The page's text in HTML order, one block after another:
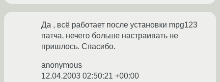
Да , всё работает после установки mpg123
патча, нечего больше настраивать не
пришлось. Спасибо.
anonymous
12.04.2003 02:50:21 +00:00